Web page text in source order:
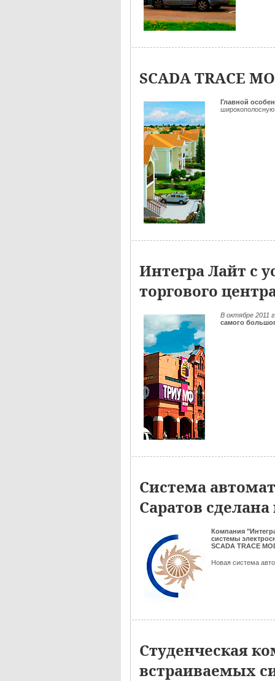
SCADA TRACE
Главной
Интегра Лайт с
торгового
В октябре 2011
самого
Система
Саратов сделана
Компания
системы
SCADA TRACE
Новая система
Студенческая
встраиваемых